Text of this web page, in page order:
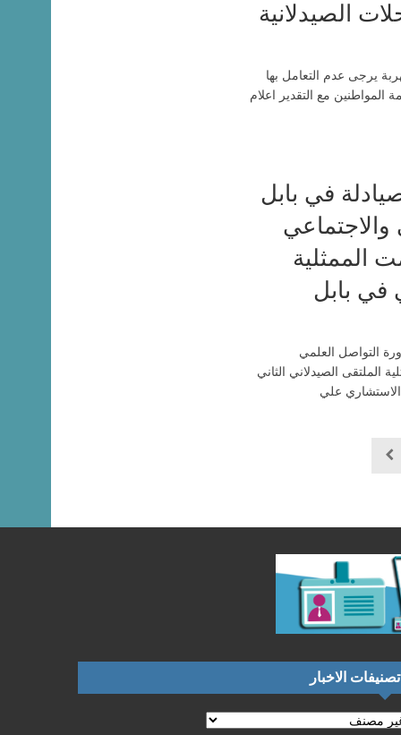
الصيدلانية
يرجى عدم التعامل بها
المواطنين مع التقدير اعلام
في بابل
الممثلية
في بابل
التواصل العلمي
الملتقى الصيدلاني الثاني
الاستشاري علي
تصنيفات الاخبار